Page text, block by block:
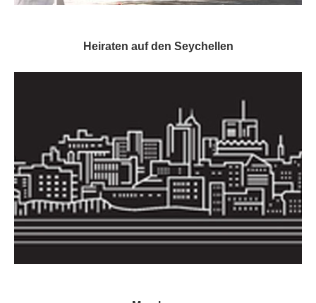
Heiraten auf den Seychellen